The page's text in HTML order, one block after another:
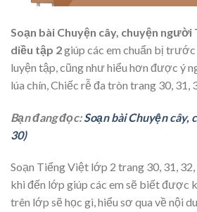
Soạn bài Chuyện cây, chuyện người
diều tập 2giúp các em chuẩn bị trước
luyện tập, cũng như hiểu hơn được ý
lúa chín, Chiếc rễ đa tròn trang 30, 31,
Bạn đang đọc:Soạn bài Chuyện
30)
Soạn Tiếng Việt lớp 2 trang 30, 31,
khi đến lớp giúp các em sẽ biết được
trên lớp sẽ học gì, hiểu sơ qua về nội